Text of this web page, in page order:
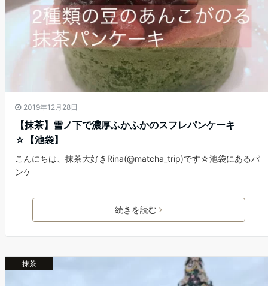
2019年12月28日
【抹茶】雪ノ下で濃厚ふかふかのスフレパンケーキ
☆【池袋】
こんにちは、抹茶大好きRina(@matcha_trip)です☆池袋にあるパ
ンケ
続きを読む
抹茶